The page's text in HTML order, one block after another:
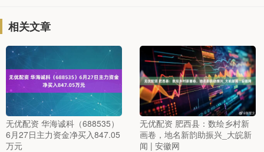
相关文章
无优配资 华海诚科（688535）
6月27日主力资金净买入847.05
万元
无优配资 肥西县：数绘乡村新
画卷，地名新韵助振兴_大皖新
闻 | 安徽网